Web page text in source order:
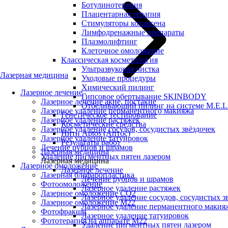
Лазерная медицина
Лазерное лечение
Лазерное лечение акне, постакне
Лазерное удаление перманентного макияжа
Лазерное удаление растяжек
Лазерное удаление сосудов, сосудистых звёздочек
Лазерное удаление татуировок
Лечение рубцов и шрамов
Удаление пигментных пятен лазером
Лазерное омоложение
Лазерная блефаропластика
Фотоомоложение
Лазерное омоложение CO2
Лазерное омоложение M22
Фотофракшн
Фототерапия на аппарате М22
Ботулинотерапия
Плацентарная терапия
Стимуляторы коллагена
Лимфодренажные препараты
Плазмолифтинг
Клеточное омоложение
Классическая косметология
Ультразвуковая чистка
Уходовые процедуры
Химический пилинг
Гипсовое обертывание SKINBODY
Отбеливающий пилинг на системе
Генетическое тестирование
Косметические средства
Нити Aptos (Аптос)
Результаты работ
Лазерная медицина
Лазерная медицина
Лазерное лечение
Лечение рубцов и шрамов
Лазерное удаление растяжек
Лазерное удаление сосудов, сосудистых
Лазерное удаление перманентного
Лазерное удаление татуировок
Удаление пигментных пятен лазером